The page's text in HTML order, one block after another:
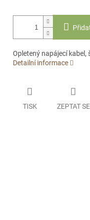
Opletený napájecí kabel,
Detailní informace
TISK ZEPTAT SE